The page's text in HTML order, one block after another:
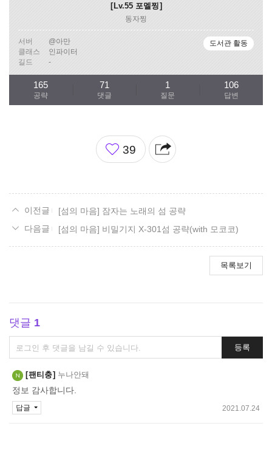
Lv.55 포멜찡
동자찡
서버
@아만
클래스
인파이터
길드
-
도서관 활동
공략
165
댓글
71
질문
1
답변
106
좋
아
39
[섬의 마음] 잠자는 노래의 섬 공략
[섬의 마음] 비밀기지 X-301섬 공략(with 모코코)
목록보기
댓글 1
댓
글
쓰
기
등록
팬티충 누나안돼
정보 감사합니다.
2021.07.24
답글